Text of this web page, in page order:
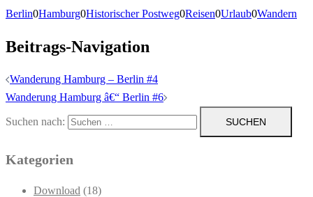
Berlin0Hamburg0Historischer Postweg0Reisen0Urlaub0Wandern
Beitrags-Navigation
Wanderung Hamburg – Berlin #4
Wanderung Hamburg â€“ Berlin #6
Suchen nach:
Kategorien
Download (18)